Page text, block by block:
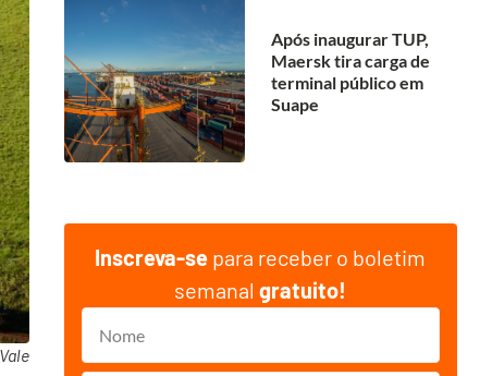
Após inaugurar TUP,
Maersk tira carga de
terminal público em
Suape
Inscreva-se para receber o boletim
semanalgratuito!